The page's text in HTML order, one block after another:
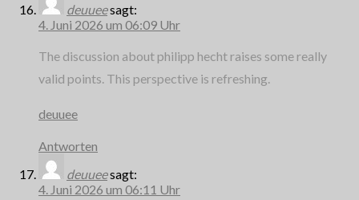
deuueesagt:
4. Juni 2026 um 06:09 Uhr
The discussion about philipp hecht raises some really
valid points. This perspective is refreshing.
deuuee
Antworten
deuueesagt:
4. Juni 2026 um 06:11 Uhr